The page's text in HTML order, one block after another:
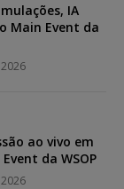
IA
Main Event da
ao vivo em
da WSOP